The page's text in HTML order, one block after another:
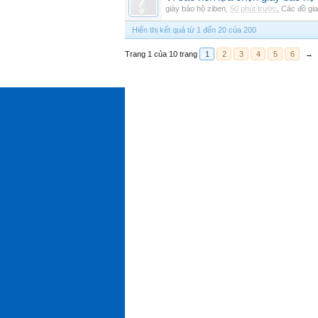
giày bảo hộ ziben 50 phút trước Các đồ
Hiển thị kết quả từ 1 đến 20 của 200
Trang 1 của 10 trang 1 2 3 4 5 6 →